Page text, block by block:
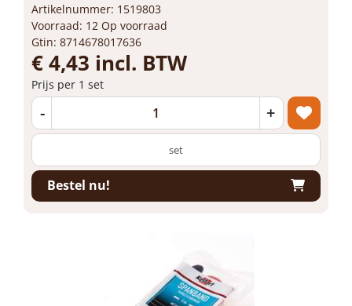
Artikelnummer: 1519803
Voorraad: 12 Op voorraad
Gtin: 8714678017636
€ 4,43 incl. BTW
Prijs per 1 set
- +
set
Bestel nu!